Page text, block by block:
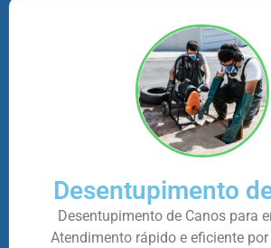
Desentupimento
Desentupimento de Canos para
Atendimento rápido e eficiente